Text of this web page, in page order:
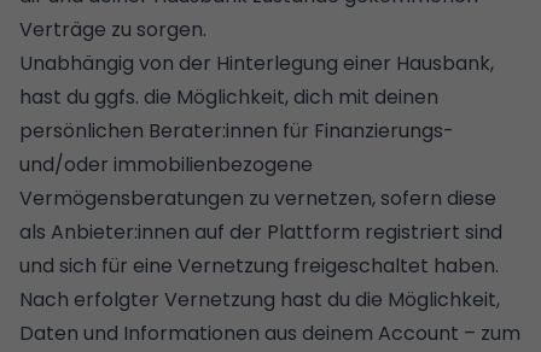
Verträge zu sorgen.
Unabhängig von der Hinterlegung einer Hausbank,
hast du ggfs. die Möglichkeit, dich mit deinen
persönlichen Berater:innen für Finanzierungs-
und/oder immobilienbezogene
Vermögensberatungen zu vernetzen, sofern diese
als Anbieter:innen auf der Plattform registriert sind
und sich für eine Vernetzung freigeschaltet haben.
Nach erfolgter Vernetzung hast du die Möglichkeit,
Daten und Informationen aus deinem Account – zum